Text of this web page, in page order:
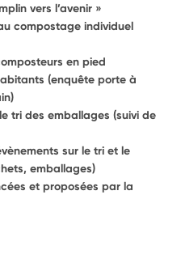
vers l’avenir »
compostage individuel
en pied
(enquête porte à
tri des emballages (suivi de
sur le tri et le
emballages)
et proposées par la